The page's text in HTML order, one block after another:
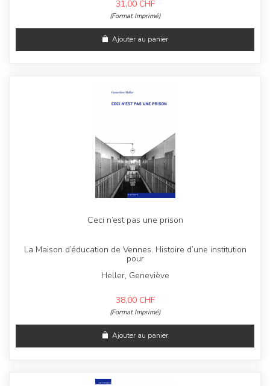
31,00 CHF
(Format Imprimé)
Ajouter au panier
Ceci n’est pas une prison
La Maison d’éducation de Vennes. Histoire d’une institution
pour
Heller, Geneviève
38,00 CHF
(Format Imprimé)
Ajouter au panier